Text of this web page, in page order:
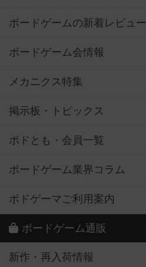
ボードゲームの新着レビュー
ボードゲーム会情報
メカニクス特集
掲示板・トピックス
ボドとも・会員一覧
ボードゲーム業界コラム
ボドゲーマご利用案内
ボードゲーム通販
新作・再入荷情報